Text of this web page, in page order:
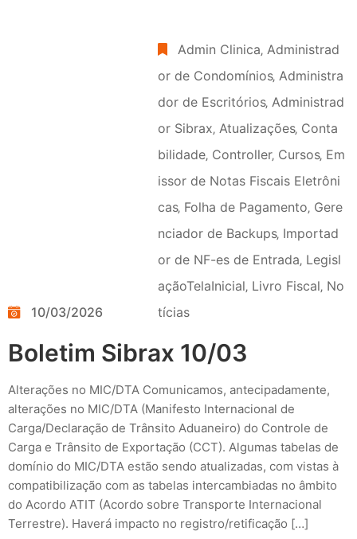
10/03/2026
Admin Clinica‚ Administrad
or de Condomínios‚ Administra
dor de Escritórios‚ Administrad
or Sibrax‚ Atualizações‚ Conta
bilidade‚ Controller‚ Cursos‚ Em
issor de Notas Fiscais Eletrôni
cas‚ Folha de Pagamento‚ Gere
nciador de Backups‚ Importad
or de NF-es de Entrada‚ Legisl
açãoTelaInicial‚ Livro Fiscal‚ No
tícias
Boletim Sibrax 10/03
Alterações no MIC/DTA Comunicamos, antecipadamente,
alterações no MIC/DTA (Manifesto Internacional de
Carga/Declaração de Trânsito Aduaneiro) do Controle de
Carga e Trânsito de Exportação (CCT). Algumas tabelas de
domínio do MIC/DTA estão sendo atualizadas, com vistas à
compatibilização com as tabelas intercambiadas no âmbito
do Acordo ATIT (Acordo sobre Transporte Internacional
Terrestre). Haverá impacto no registro/retificação […]